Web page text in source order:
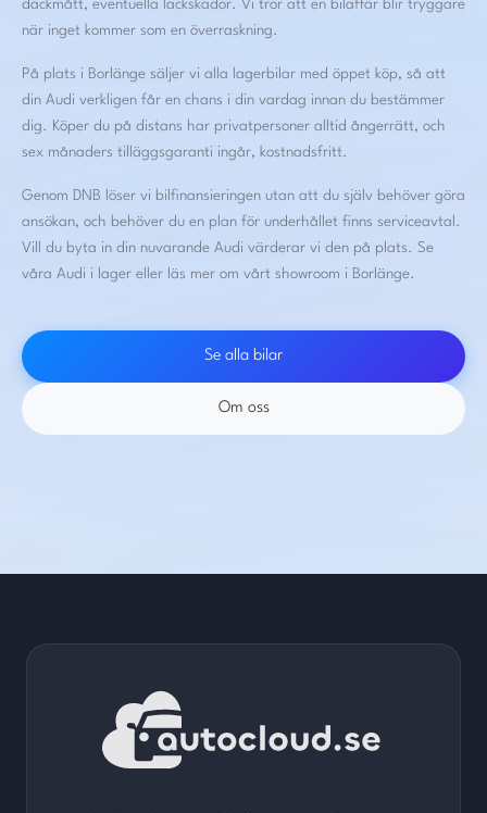
däckmått, eventuella lackskador. Vi tror att en bilaffär blir tryggare
när inget kommer som en överraskning.
På plats i Borlänge säljer vi alla lagerbilar med öppet köp, så att
din Audi verkligen får en chans i din vardag innan du bestämmer
dig. Köper du på distans har privatpersoner alltid ångerrätt, och
sex månaders tilläggsgaranti ingår, kostnadsfritt.
Genom DNB löser vi bilfinansieringen utan att du själv behöver göra
ansökan, och behöver du en plan för underhållet finns serviceavtal.
Vill du byta in din nuvarande Audi värderar vi den på plats. Se
våra Audi i lager eller läs mer om vårt showroom i Borlänge.
Se alla bilar
Om oss